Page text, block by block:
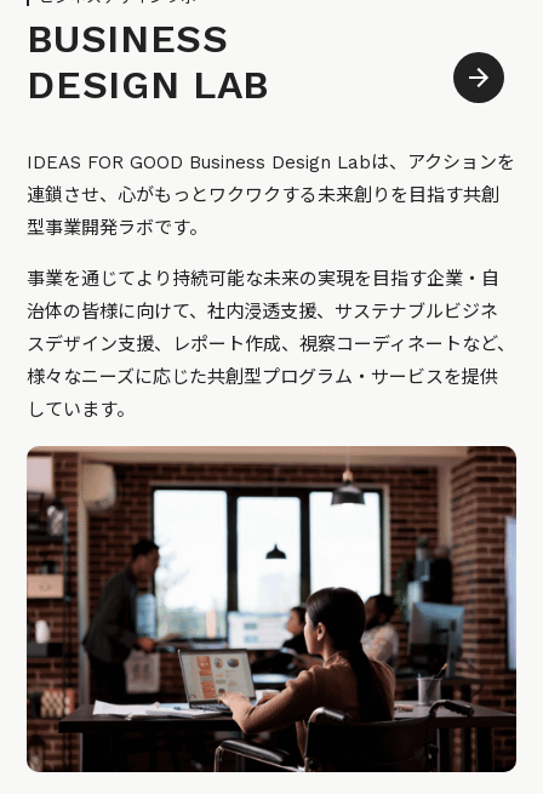
BUSINESS
DESIGN LAB
IDEAS FOR GOOD Business Design Labは、アクションを
連鎖させ、心がもっとワクワクする未来創りを目指す共創
型事業開発ラボです。
事業を通じてより持続可能な未来の実現を目指す企業・自
治体の皆様に向けて、社内浸透支援、サステナブルビジネ
スデザイン支援、レポート作成、視察コーディネートなど、
様々なニーズに応じた共創型プログラム・サービスを提供
しています。